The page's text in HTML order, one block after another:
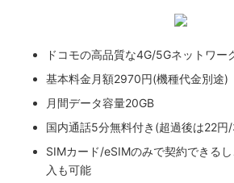
ドコモの高品質な4G/5Gネットワー
基本料金月額2970円(機種代金別途)
月間データ容量20GB
国内通話5分無料付き(超過後は22円
SIMカード/eSIMのみで契約できる
入も可能